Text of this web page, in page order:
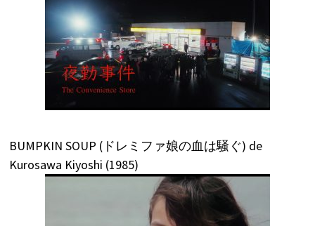
BUMPKIN SOUP (ドレミファ娘の血は騒ぐ) de
Kurosawa Kiyoshi (1985)